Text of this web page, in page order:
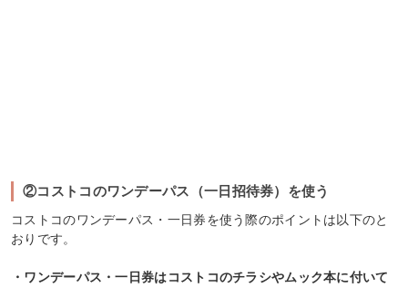
②コストコのワンデーパス（一日招待券）を使う
コストコのワンデーパス・一日券を使う際のポイントは以下のと
おりです。
・ワンデーパス・一日券はコストコのチラシやムック本に付いて